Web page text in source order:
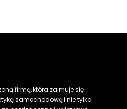
firmą, która zajmuje się
samochodową i nie tylko.